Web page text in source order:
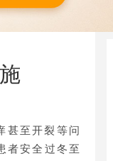
甚至开裂等问
者安全过冬至